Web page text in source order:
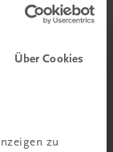
Über Cookies
zu